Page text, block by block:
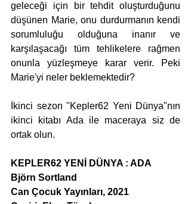
geleceği için bir tehdit oluşturduğunu
düşünen Marie, onu durdurmanın kendi
sorumluluğu olduğuna inanır ve
karşılaşacağı tüm tehlikelere rağmen
onunla yüzleşmeye karar verir. Peki
Marie'yi neler beklemektedir?
İkinci sezon "Kepler62 Yeni Dünya"nın
ikinci kitabı Ada ile maceraya siz de
ortak olun.
KEPLER62 YENİ DÜNYA : ADA
Björn Sortland
Can Çocuk Yayınları, 2021